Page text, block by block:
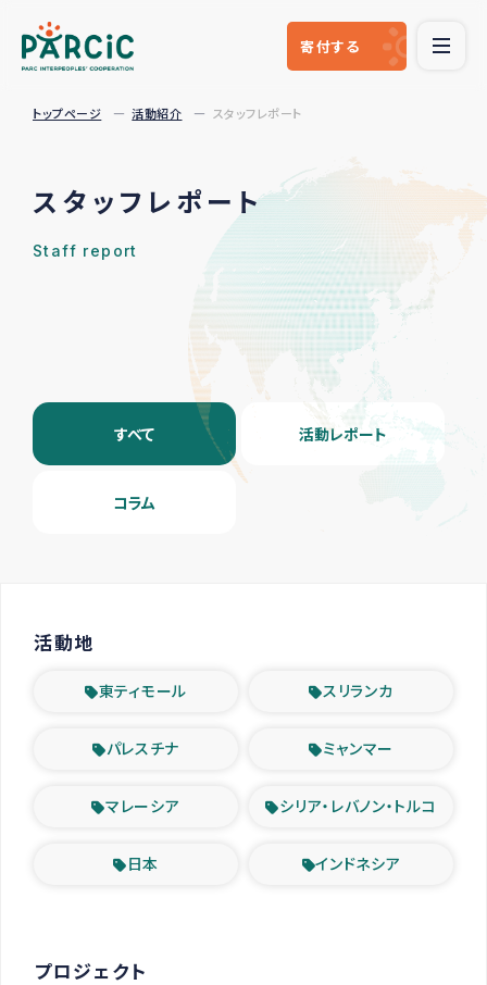
寄付する
トップページ 活動紹介 スタッフレポート
スタッフレポート
Staff report
すべて 活動レポート
コラム
活動地
東ティモール スリランカ
パレスチナ ミャンマー
マレーシア シリア・レバノン・トルコ
日本 インドネシア
プロジェクト